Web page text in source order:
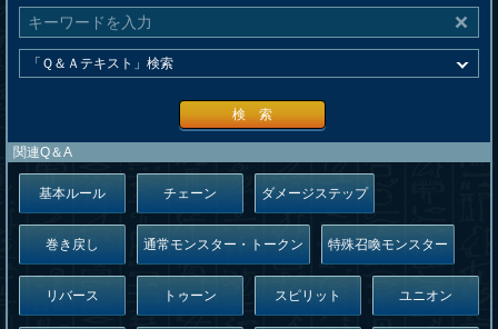
検 索
関連Q＆A
基本ルール チェーン ダメージステップ
巻き戻し 通常モンスター・トークン 特殊召喚モンスター
リバース トゥーン スピリット ユニオン